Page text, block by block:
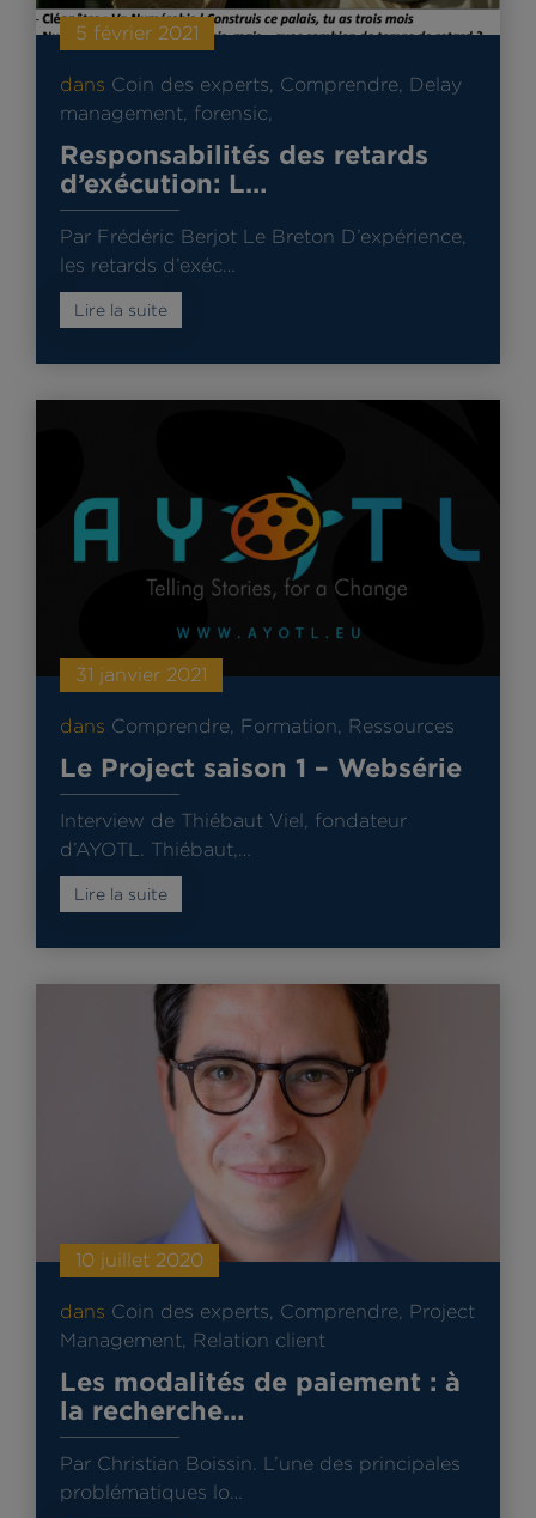
5 février 2021
dans Coin des experts Comprendre
Delay
management forensic
Responsabilités des retards
d’exécution: L…
Par Frédéric Berjot Le Breton D’expérience,
les retards d’exéc…
Lire la suite
31 janvier 2021
dans Comprendre, Formation, Ressources
Le Project saison 1 – Websérie
Interview de Thiébaut Viel, fondateur
d’AYOTL. Thiébaut,…
Lire la suite
10 juillet 2020
dans Coin des experts Comprendre
Project
Management
Relation client
Les modalités de paiement : à
la recherche…
Par Christian Boissin. L’une des principales
problématiques lo…